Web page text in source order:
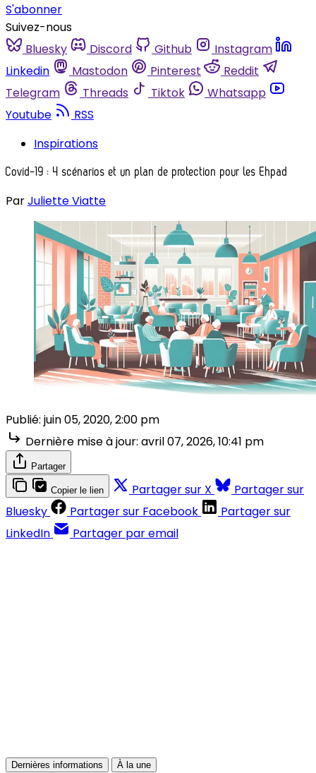
S'abonner
Suivez-nous
Bluesky
Discord Github
Instagram
Linkedin
Mastodon Pinterest
Reddit
Telegram
Threads Tiktok
Whatsapp
Youtube
RSS
Inspirations
Covid-19 : 4 scénarios et un plan de protection pour les Ehpad
ParJuliette Viatte
Publié: juin 05, 2020, 2:00 pm
Dernière mise à jour: avril 07, 2026, 10:41 pm
Partager
Copier le lien Partager sur X
Partager sur
Bluesky
Partager sur Facebook
Partager sur
LinkedIn
Partager par email
Dernières informations À la une